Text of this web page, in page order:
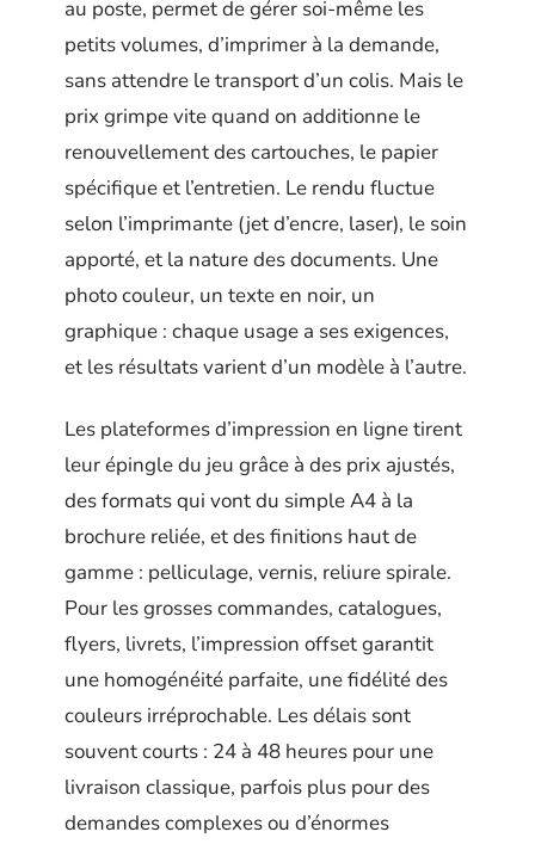
au poste, permet de gérer soi-même les
petits volumes, d’imprimer à la demande,
sans attendre le transport d’un colis. Mais le
prix grimpe vite quand on additionne le
renouvellement des cartouches, le papier
spécifique et l’entretien. Le rendu fluctue
selon l’imprimante (jet d’encre, laser), le soin
apporté, et la nature des documents. Une
photo couleur, un texte en noir, un
graphique : chaque usage a ses exigences,
et les résultats varient d’un modèle à l’autre.
Les plateformes d’impression en ligne tirent
leur épingle du jeu grâce à des prix ajustés,
des formats qui vont du simple A4 à la
brochure reliée, et des finitions haut de
gamme : pelliculage, vernis, reliure spirale.
Pour les grosses commandes, catalogues,
flyers, livrets, l’impression offset garantit
une homogénéité parfaite, une fidélité des
couleurs irréprochable. Les délais sont
souvent courts : 24 à 48 heures pour une
livraison classique, parfois plus pour des
demandes complexes ou d’énormes